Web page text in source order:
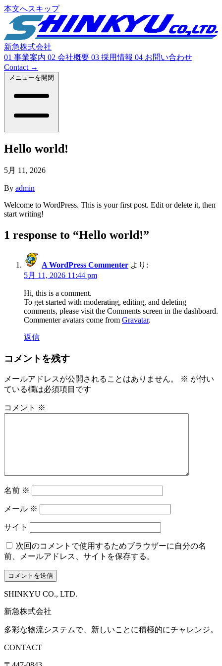
本文へスキップ
新急株式会社
01 事業案内 02 会社概要 03 採用情報 04 お問い合わせ
Contact →
メニューを開閉
Hello world!
5月 11, 2026
By admin
Welcome to WordPress. This is your first post. Edit or delete it, then
start writing!
1 response to “Hello world!”
A WordPress Commenter より:
5月 11, 2026 11:44 pm
Hi, this is a comment.
To get started with moderating, editing, and deleting
comments, please visit the Comments screen in the dashboard.
Commenter avatars come from Gravatar.
返信
コメントを残す
メールアドレスが公開されることはありません。 ※ が付い
ている欄は必須項目です
コメント ※
名前 ※
メール ※
サイト
次回のコメントで使用するためブラウザーに自分の名
前、メールアドレス、サイトを保存する。
SHINKYU CO., LTD.
新急株式会社
多彩な物流システムで、新しいことに積極的にチャレンジ。
CONTACT